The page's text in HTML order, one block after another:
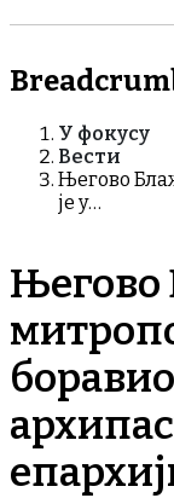
У фокусу
Вести
Његово
је у…
Његово
боравио